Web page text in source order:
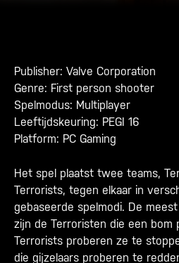
Publisher: Valve Corporation
Genre: First person shooter
Spelmodus: Multiplayer
Leeftijdskeuring: PEGI 16
Platform: PC Gaming
Het spel plaatst twee teams,
Terrorists, tegen elkaar in
gebaseerde spelmodi. De
zijn de Terroristen die een bom
Terrorists proberen ze te
die gijzelaars proberen te